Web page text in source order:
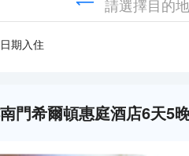
期入住
門希爾頓惠庭酒店6天5